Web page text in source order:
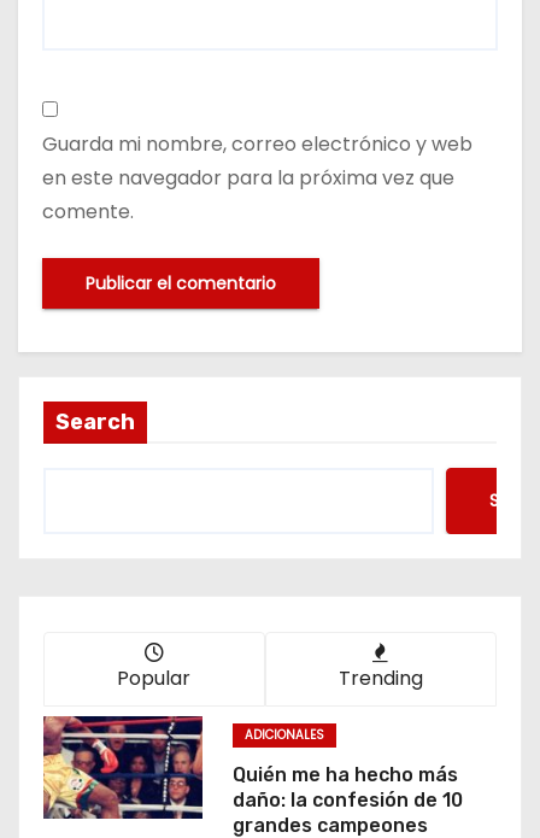
Guarda mi nombre, correo electrónico y web
en este navegador para la próxima vez que
comente.
Search
Popular Trending
ADICIONALES
Quién me ha hecho más
daño: la confesión de 10
grandes campeones